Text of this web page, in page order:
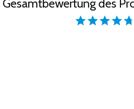
Gesamtbewertung des